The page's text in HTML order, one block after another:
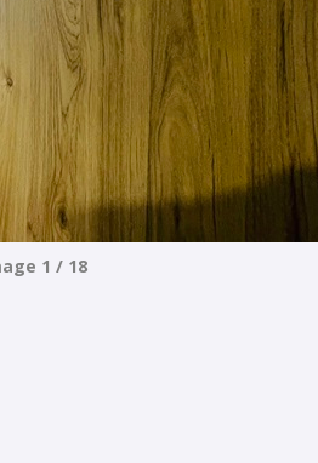
1 / 18